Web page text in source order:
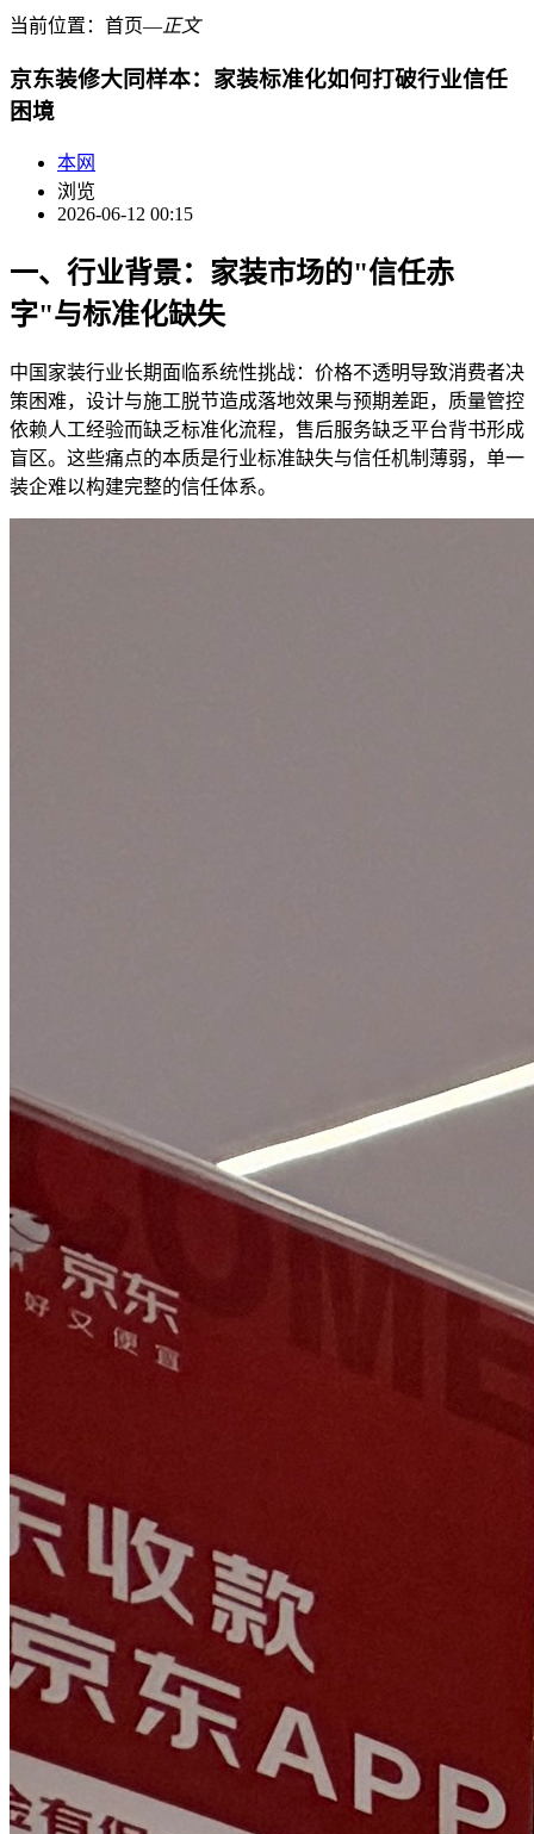
当前位置： 首页―正文
京东装修大同样本：家装标准化如何打破行业信任
困境
本网
浏览
2026-06-12 00:15
一、行业背景：家装市场的"信任赤
字"与标准化缺失
中国家装行业长期面临系统性挑战：价格不透明导致消费者决
策困难，设计与施工脱节造成落地效果与预期差距，质量管控
依赖人工经验而缺乏标准化流程，售后服务缺乏平台背书形成
盲区。这些痛点的本质是行业标准缺失与信任机制薄弱，单一
装企难以构建完整的信任体系。